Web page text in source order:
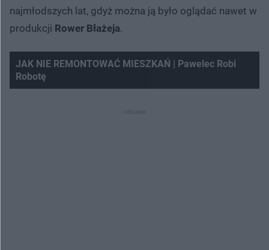
najmłodszych lat, gdyż można ją było oglądać nawet w
produkcji Rower Błażeja.
JAK NIE REMONTOWAĆ MIESZKAŃ | Pawelec Robi
Robotę